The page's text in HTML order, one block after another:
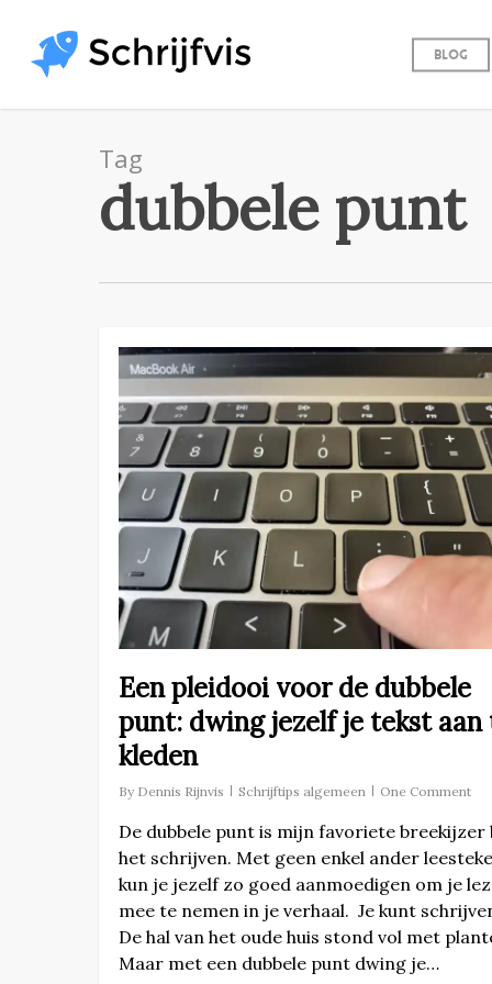
main
Blog
Tag
dubbele punt
Een pleidooi voor de dubbele
punt: dwing jezelf je tekst aan
kleden
By Dennis Rijnvis Schrijftips algemeen One Comment
De dubbele punt is mijn favoriete breekijzer
het schrijven. Met geen enkel ander
kun je jezelf zo goed aanmoedigen om je
mee te nemen in je verhaal. Je kunt
De hal van het oude huis stond vol met
Maar met een dubbele punt dwing je…